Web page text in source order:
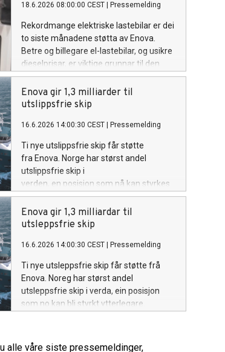
18.6.2026 08:00:00 CEST Pressemelding
Rekordmange elektriske lastebilar er dei
to siste månadene støtta av Enova.
Betre og billegare el-lastebilar, og usikre
dieselprisar, er viktige grunnar til den
store interessa.
Enova gir 1,3 milliarder til
utslippsfrie skip
16.6.2026 14:00:30 CEST Pressemelding
Ti nye utslippsfrie skip får støtte
fra Enova. Norge har størst andel
utslippsfrie skip i
verden, en posisjon som nå kan styrkes
ytterligere.
Enova gir 1,3 milliardar til
utsleppsfrie skip
16.6.2026 14:00:30 CEST Pressemelding
Ti nye utsleppsfrie skip får støtte frå
Enova. Noreg har størst andel
utsleppsfrie skip i verda, ein posisjon
som no kan bli styrkt ytterlegare.
alle våre siste pressemeldinger,